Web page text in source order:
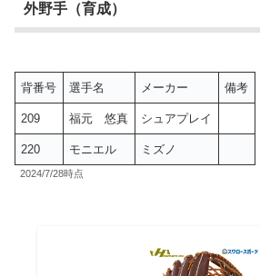
外野手（育成）
背番号 選手名 メーカー 備考
209 福元 悠真 シュアプレイ
220 モニエル ミズノ
2024/7/28時点